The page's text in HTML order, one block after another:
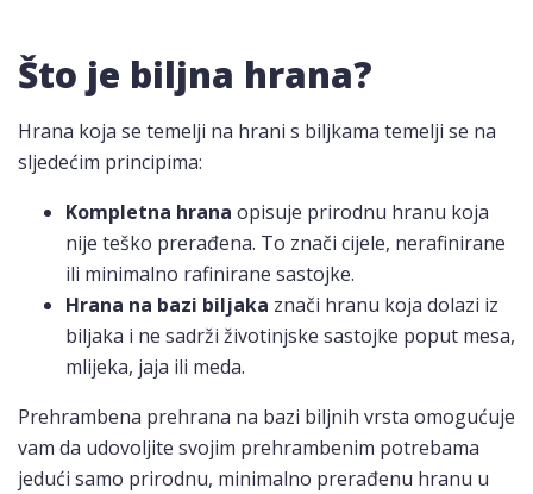
Što je biljna hrana?
Hrana koja se temelji na hrani s biljkama temelji se na
sljedećim principima:
Kompletna hrana opisuje prirodnu hranu koja
nije teško prerađena. To znači cijele, nerafinirane
ili minimalno rafinirane sastojke.
Hrana na bazi biljaka znači hranu koja dolazi iz
biljaka i ne sadrži životinjske sastojke poput mesa,
mlijeka, jaja ili meda.
Prehrambena prehrana na bazi biljnih vrsta omogućuje
vam da udovoljite svojim prehrambenim potrebama
jedući samo prirodnu, minimalno prerađenu hranu u